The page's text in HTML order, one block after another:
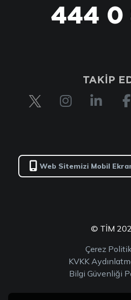
444 0
TAKİP
Web Sitemizi Mobil
© TİM
Çerez
KVKK
Bilgi Güvenliği